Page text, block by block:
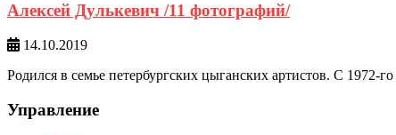
Алексей Дулькевич /11 фотографий/
14.10.2019
Родился в семье петербургских цыганских артистов. С
Управление